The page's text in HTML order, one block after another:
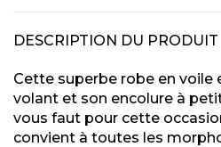
DESCRIPTION DU PRODUIT
Cette superbe robe en voile
volant et son encolure à
vous faut pour cette
convient à toutes les